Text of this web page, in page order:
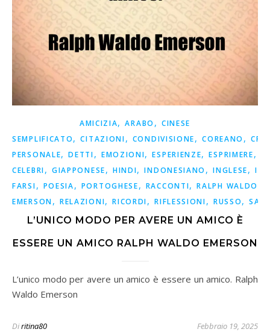
AMICIZIA,ARABO , CINESE
SEMPLIFICATO,CITAZIONI, CONDIVISIONE,COREANO ,
PERSONALE,DETTI, EMOZIONI,ESPERIENZE,ESPRIMERE,
CELEBRI, GIAPPONESE, HINDI,INDONESIANO ,INGLESE,
FARSI, POESIA, PORTOGHESE, RACCONTI,RALPH WALDO
EMERSON, RELAZIONI,RICORDI,RIFLESSIONI, RUSSO,
L’UNICO MODO PER AVERE UN AMICO È
ESSERE UN AMICO RALPH WALDO EMERSON
L’unico modo per avere un amico è essere un amico. Ralph
Waldo Emerson
Diritina80 Febbraio 19, 2025